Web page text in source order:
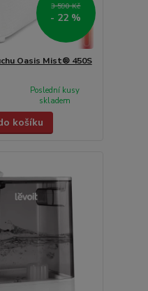
3 590 Kč
- 22 %
Oasis Mist® 450S
Poslední kusy
skladem
košíku